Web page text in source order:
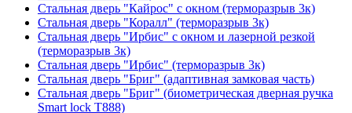
Стальная дверь "Кайрос" с окном (терморазрыв 3к)
Стальная дверь "Коралл" (терморазрыв 3к)
Стальная дверь "Ирбис" с окном и лазерной резкой
(терморазрыв 3к)
Стальная дверь "Ирбис" (терморазрыв 3к)
Стальная дверь "Бриг" (адаптивная замковая часть)
Стальная дверь "Бриг" (биометрическая дверная ручка
Smart lock T888)